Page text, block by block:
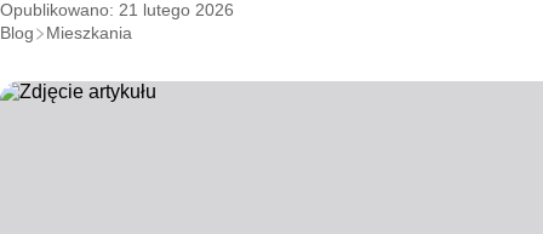
Opublikowano: 21 lutego 2026
Blog
Mieszkania